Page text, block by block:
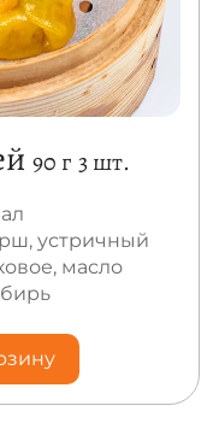
90 г 3 шт.
устричный
масло